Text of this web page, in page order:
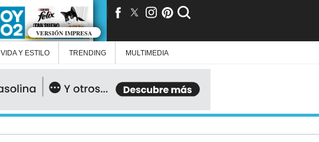
VERSIÓN IMPRESA
VIDA Y ESTILO TRENDING MULTIMEDIA